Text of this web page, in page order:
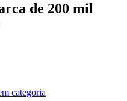
de 200 mil
categoria